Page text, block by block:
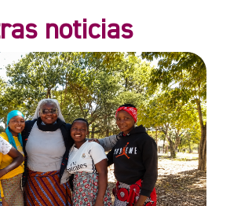
noticias